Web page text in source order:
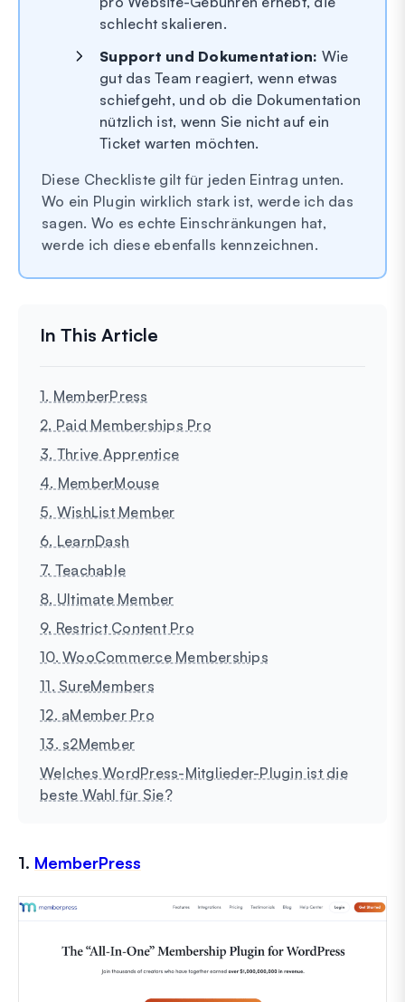
schlecht skalieren.
Support und Dokumentation: Wie
gut das Team reagiert, wenn etwas
schiefgeht, und ob die Dokumentation
nützlich ist, wenn Sie nicht auf ein
Ticket warten möchten.
Diese Checkliste gilt für jeden Eintrag unten.
Wo ein Plugin wirklich stark ist, werde ich das
sagen. Wo es echte Einschränkungen hat,
werde ich diese ebenfalls kennzeichnen.
1. MemberPress
2. Paid Memberships Pro
3. Thrive Apprentice
4. MemberMouse
5. WishList Member
6. LearnDash
7. Teachable
8. Ultimate Member
9. Restrict Content Pro
10. WooCommerce Memberships
11. SureMembers
12. aMember Pro
13. s2Member
Welches WordPress-Mitglieder-Plugin ist die
beste Wahl für Sie?
1. MemberPress